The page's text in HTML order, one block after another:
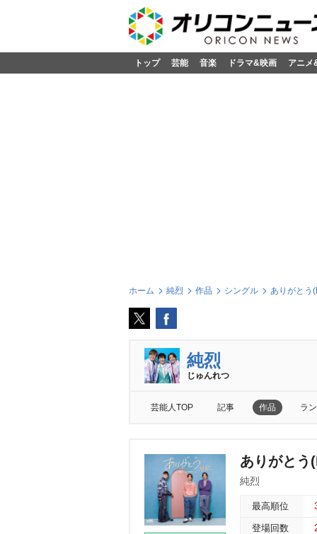
トップ 芸能 音楽 ドラマ&映画 アニメ
ホーム 純烈 作品 シングル ありがとう
純烈
じゅんれつ
芸能人TOP 記事 作品 ラ
ありがとう
純烈
最高順位
登場回数